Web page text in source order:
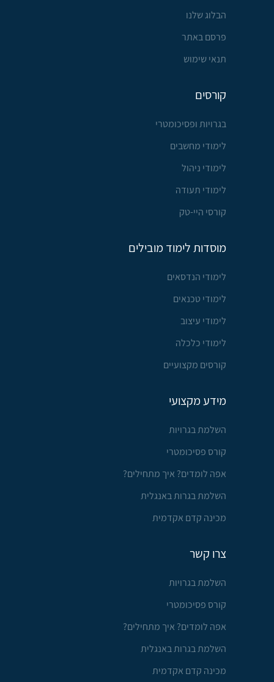
הבלוג שלנו
פרסם באתר
תנאי שימוש
קורסים
בגרויות ופסיכומטרי
לימודי מחשבים
לימודי ניהול
לימודי תעודה
קורסי היי-טק
מוסדות לימוד מובילים
לימודי הנדסאים
לימודי טכנאים
לימודי עיצוב
לימודי כלכלה
קורסים מקצועיים
מידע מקצועי
השלמת בגרויות
קורס פסיכומטרי
אפה לומדים? איך מתחילים?
השלמת בגרות באנגלית
מכינה קדם אקדמית
צרו קשר
השלמת בגרויות
קורס פסיכומטרי
אפה לומדים? איך מתחילים?
השלמת בגרות באנגלית
מכינה קדם אקדמית